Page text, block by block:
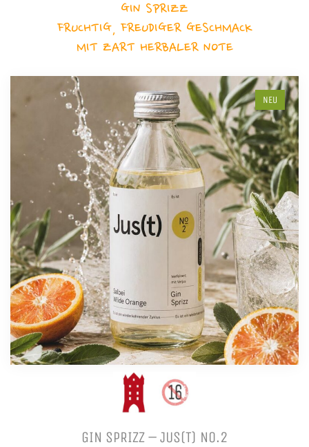
GIN SPRIZZ
FRUCHTIG, FREUDIGER GESCHMACK
MIT ZART HERBALER NOTE
NEU
GIN SPRIZZ – JUS(T) NO.2